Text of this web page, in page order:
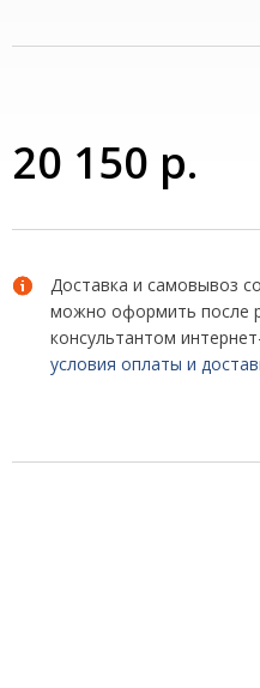
20 150 р.
Доставка и самовывоз
можно оформить после
консультантом
условия оплаты и